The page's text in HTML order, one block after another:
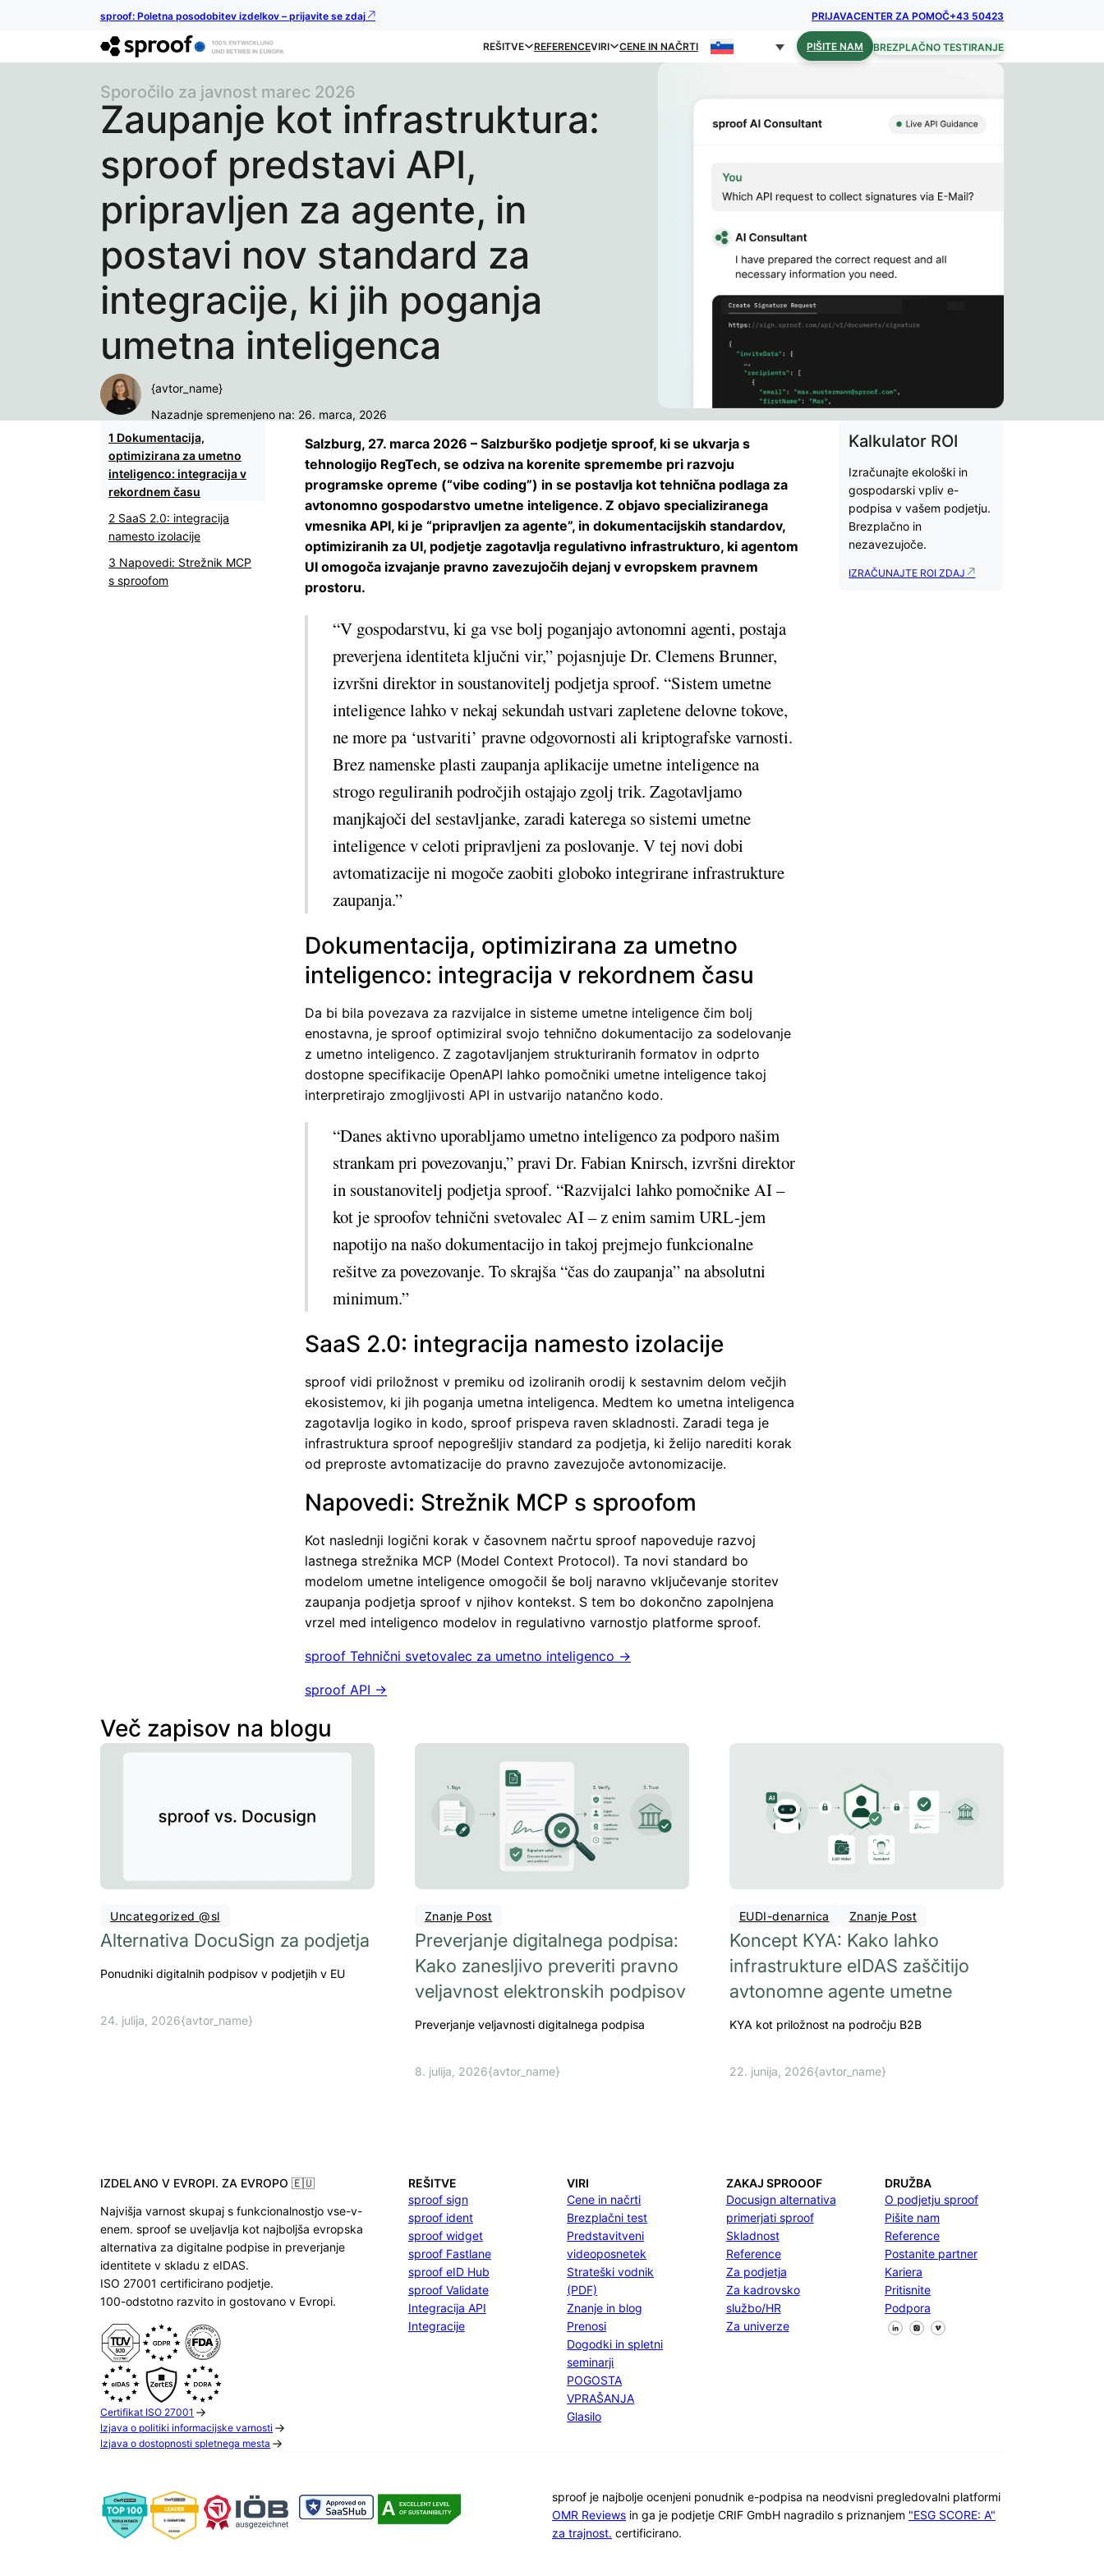
sproof: Poletna posodobitev izdelkov – prijavite se zdaj PRIJAVACENTER ZA POMOČ+43 50423
REŠITVE REFERENCEVIRI CENE IN NAČRTI PIŠITE NAM BREZPLAČNO TESTIRANJE
Zaupanje kot infrastruktura:
sproof predstavi API,
pripravljen za agente, in
postavi nov standard za
integracije, ki jih poganja
umetna inteligenca
Sporočilo za javnost marec 2026
{avtor_name}
Nazadnje spremenjeno na: 26. marca, 2026
Dokumentacija,
optimizirana za umetno
inteligenco: integracija v
rekordnem času
SaaS 2.0: integracija
namesto izolacije
Napovedi: Strežnik MCP
s sproofom
Salzburg, 27. marca 2026 – Salzburško podjetje sproof, ki se ukvarja s
tehnologijo RegTech, se odziva na korenite spremembe pri razvoju
programske opreme (“vibe coding”) in se postavlja kot tehnična podlaga za
avtonomno gospodarstvo umetne inteligence. Z objavo specializiranega
vmesnika API, ki je “pripravljen za agente”, in dokumentacijskih standardov,
optimiziranih za UI, podjetje zagotavlja regulativno infrastrukturo, ki agentom
UI omogoča izvajanje pravno zavezujočih dejanj v evropskem pravnem
prostoru.
“V gospodarstvu, ki ga vse bolj poganjajo avtonomni agenti, postaja
preverjena identiteta ključni vir,” pojasnjuje Dr. Clemens Brunner,
izvršni direktor in soustanovitelj podjetja sproof. “Sistem umetne
inteligence lahko v nekaj sekundah ustvari zapletene delovne tokove,
ne more pa ‘ustvariti’ pravne odgovornosti ali kriptografske varnosti.
Brez namenske plasti zaupanja aplikacije umetne inteligence na
strogo reguliranih področjih ostajajo zgolj trik. Zagotavljamo
manjkajoči del sestavljanke, zaradi katerega so sistemi umetne
inteligence v celoti pripravljeni za poslovanje. V tej novi dobi
avtomatizacije ni mogoče zaobiti globoko integrirane infrastrukture
zaupanja.”
Dokumentacija, optimizirana za umetno
inteligenco: integracija v rekordnem času
Da bi bila povezava za razvijalce in sisteme umetne inteligence čim bolj
enostavna, je sproof optimiziral svojo tehnično dokumentacijo za sodelovanje
z umetno inteligenco. Z zagotavljanjem strukturiranih formatov in odprto
dostopne specifikacije OpenAPI lahko pomočniki umetne inteligence takoj
interpretirajo zmogljivosti API in ustvarijo natančno kodo.
“Danes aktivno uporabljamo umetno inteligenco za podporo našim
strankam pri povezovanju,” pravi Dr. Fabian Knirsch, izvršni direktor
in soustanovitelj podjetja sproof. “Razvijalci lahko pomočnike AI –
kot je sproofov tehnični svetovalec AI – z enim samim URL-jem
napotijo na našo dokumentacijo in takoj prejmejo funkcionalne
rešitve za povezovanje. To skrajša “čas do zaupanja” na absolutni
minimum.”
SaaS 2.0: integracija namesto izolacije
sproof vidi priložnost v premiku od izoliranih orodij k sestavnim delom večjih
ekosistemov, ki jih poganja umetna inteligenca. Medtem ko umetna inteligenca
zagotavlja logiko in kodo, sproof prispeva raven skladnosti. Zaradi tega je
infrastruktura sproof nepogrešljiv standard za podjetja, ki želijo narediti korak
od preproste avtomatizacije do pravno zavezujoče avtonomizacije.
Napovedi: Strežnik MCP s sproofom
Kot naslednji logični korak v časovnem načrtu sproof napoveduje razvoj
lastnega strežnika MCP (Model Context Protocol). Ta novi standard bo
modelom umetne inteligence omogočil še bolj naravno vključevanje storitev
zaupanja podjetja sproof v njihov kontekst. S tem bo dokončno zapolnjena
vrzel med inteligenco modelov in regulativno varnostjo platforme sproof.
sproof Tehnični svetovalec za umetno inteligenco →
sproof API →
Kalkulator ROI
Izračunajte ekološki in
gospodarski vpliv e-
podpisa v vašem podjetju.
Brezplačno in
nezavezujoče.
IZRAČUNAJTE ROI ZDAJ
Več zapisov na blogu
Uncategorized @sl
Alternativa DocuSign za podjetja
Ponudniki digitalnih podpisov v podjetjih v EU
24. julija, 2026{avtor_name}
Znanje Post
Preverjanje digitalnega podpisa:
Kako zanesljivo preveriti pravno
veljavnost elektronskih podpisov
Preverjanje veljavnosti digitalnega podpisa
8. julija, 2026{avtor_name}
EUDI-denarnica Znanje Post
Koncept KYA: Kako lahko
infrastrukture eIDAS zaščitijo
avtonomne agente umetne
KYA kot priložnost na področju B2B
22. junija, 2026{avtor_name}
IZDELANO V EVROPI. ZA EVROPO 🇪🇺
Najvišja varnost skupaj s funkcionalnostjo vse-v-
enem. sproof se uveljavlja kot najboljša evropska
alternativa za digitalne podpise in preverjanje
identitete v skladu z eIDAS.
ISO 27001 certificirano podjetje.
100-odstotno razvito in gostovano v Evropi.
Certifikat ISO 27001
Izjava o politiki informacijske varnosti
Izjava o dostopnosti spletnega mesta
REŠITVE
sproof sign
sproof ident
sproof widget
sproof Fastlane
sproof eID Hub
sproof Validate
Integracija API
Integracije
VIRI
Cene in načrti
Brezplačni test
Predstavitveni
videoposnetek
Strateški vodnik
(PDF)
Znanje in blog
Prenosi
Dogodki in spletni
seminarji
POGOSTA
VPRAŠANJA
Glasilo
ZAKAJ SPROOOF
Docusign alternativa
primerjati sproof
Skladnost
Reference
Za podjetja
Za kadrovsko
službo/HR
Za univerze
DRUŽBA
O podjetju sproof
Pišite nam
Reference
Postanite partner
Kariera
Pritisnite
Podpora
Sledite nam na Facebooku
Sledite nam na X
Sledite nam na LinkedInu
sproof je najbolje ocenjeni ponudnik e-podpisa na neodvisni pregledovalni platformi
OMR Reviews in ga je podjetje CRIF GmbH nagradilo s priznanjem "ESG SCORE: A"
za trajnost. certificirano.